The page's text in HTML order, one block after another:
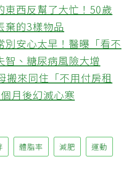
東西反幫了大忙！50歲
棄的3樣物品
別安心太早！醫曝「看不
智、糖尿病風險大增
搬來同住「不用付房租
月後幻滅心寒
體脂率 減肥 運動